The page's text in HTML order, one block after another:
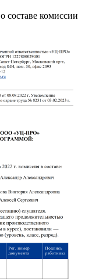
составе комиссии